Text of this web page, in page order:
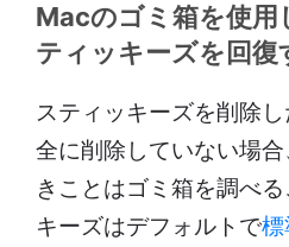
Macのゴミ箱を使用
ティッキーズを回復
スティッキーズを削除し
全に削除していない場
きことはゴミ箱を調べ
キーズはデフォルトで標